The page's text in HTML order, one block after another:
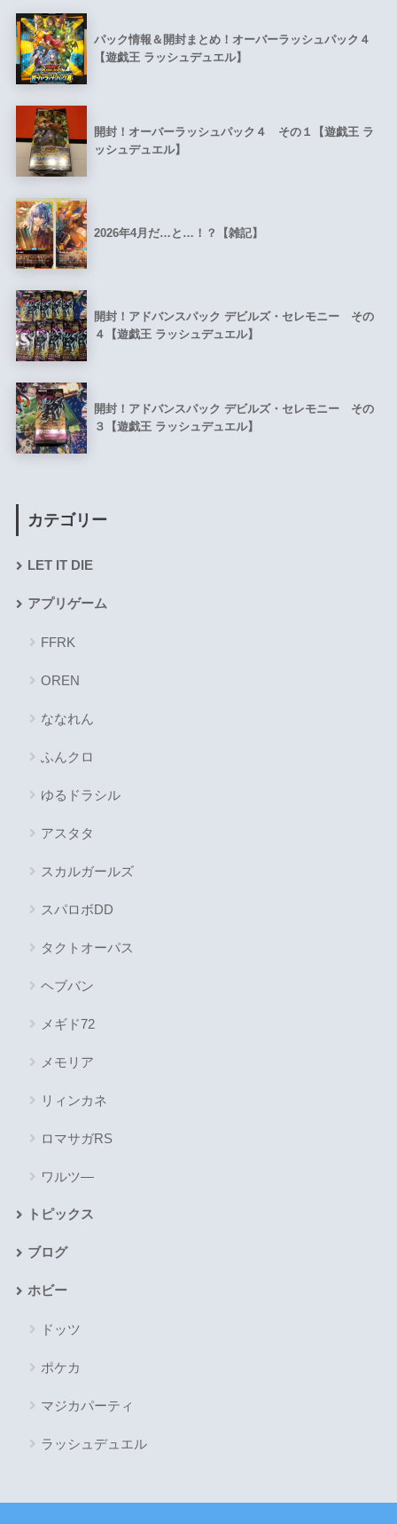
パック情報＆開封まとめ！オーバーラッシュパック４
【遊戯王 ラッシュデュエル】
開封！オーバーラッシュパック４ その１【遊戯王 ラ
ッシュデュエル】
2026年4月だ…と…！？【雑記】
開封！アドバンスパック デビルズ・セレモニー その
４【遊戯王 ラッシュデュエル】
開封！アドバンスパック デビルズ・セレモニー その
３【遊戯王 ラッシュデュエル】
カテゴリー
LET IT DIE
アプリゲーム
FFRK
OREN
ななれん
ふんクロ
ゆるドラシル
アスタタ
スカルガールズ
スパロボDD
タクトオーパス
ヘブバン
メギド72
メモリア
リィンカネ
ロマサガRS
ワルツ―
トピックス
ブログ
ホビー
ドッツ
ポケカ
マジカパーティ
ラッシュデュエル